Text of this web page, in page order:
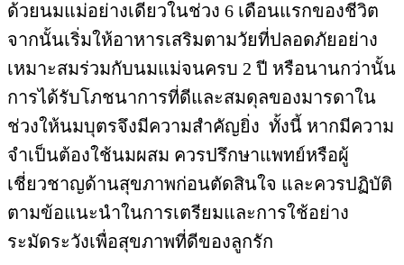
ด้วยนมแม่อย่างเดียวในช่วง 6 เดือนแรกของชีวิต
จากนั้นเริ่มให้อาหารเสริมตามวัยที่ปลอดภัยอย่าง
เหมาะสมร่วมกับนมแม่จนครบ 2 ปี หรือนานกว่านั้น
การได้รับโภชนาการที่ดีและสมดุลของมารดาใน
ช่วงให้นมบุตรจึงมีความสำคัญยิ่ง ทั้งนี้ หากมีความ
จำเป็นต้องใช้นมผสม ควรปรึกษาแพทย์หรือผู้
เชี่ยวชาญด้านสุขภาพก่อนตัดสินใจ และควรปฏิบัติ
ตามข้อแนะนำในการเตรียมและการใช้อย่าง
ระมัดระวังเพื่อสุขภาพที่ดีของลูกรัก